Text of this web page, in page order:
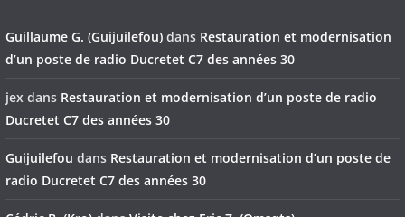
Guillaume G. (Guijuilefou) dans Restauration et modernisation
d’un poste de radio Ducretet C7 des années 30
jex dans Restauration et modernisation d’un poste de radio
Ducretet C7 des années 30
Guijuilefou dans Restauration et modernisation d’un poste de
radio Ducretet C7 des années 30